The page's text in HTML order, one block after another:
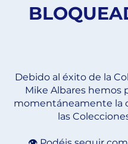
Debido al éxito de la
Mike Albares hemos
momentáneamente la
las